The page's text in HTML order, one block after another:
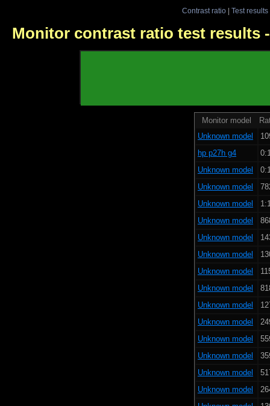
Contrast ratio| Test results
Monitor contrast ratio test results
Monitor model
Unknown model
hp p27h g4
Unknown model
Unknown model
Unknown model
Unknown model
Unknown model
Unknown model
Unknown model
Unknown model
Unknown model
Unknown model
Unknown model
Unknown model
Unknown model
Unknown model